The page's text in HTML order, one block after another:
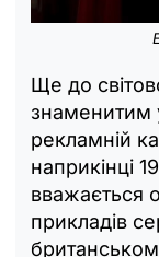
Ще до
знаменитим
рекламній
наприкінці
вважається
прикладів